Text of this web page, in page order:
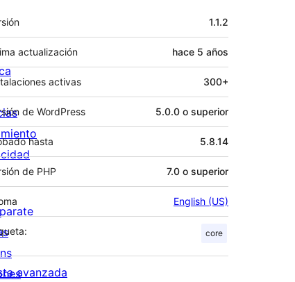
1.1.2
actualización hace 5 años
activas 300+
de WordPress 5.0.0 o superior
hasta 5.8.14
de PHP 7.0 o superior
English (US)
core
avanzada